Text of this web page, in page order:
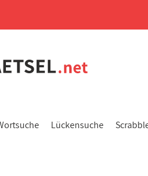
Lückensuche